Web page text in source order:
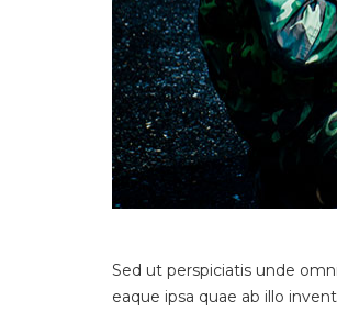
Sed ut perspiciatis unde
eaque ipsa quae ab illo